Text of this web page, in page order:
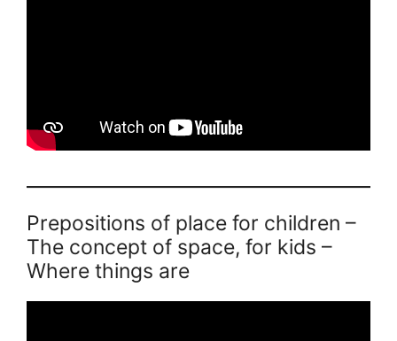
Prepositions of place for children –
The concept of space, for kids –
Where things are